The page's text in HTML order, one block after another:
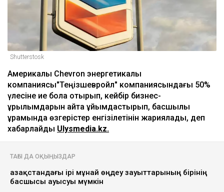
Shutterstosk
Америкалық Chevron энергетикалық
компаниясы"Теңізшевройл" компаниясындағы 50%
үлесіне ие бола отырып, кейбір бизнес-
құрылымдарын қайта ұйымдастырып, басшылық
құрамында өзгерістер енгізілетінін жариялады, деп
хабарлайды Ulysmedia.kz.
ТАҒЫ ДА ОҚЫҢЫЗДАР
Қазақстандағы ірі мұнай өңдеу зауыттарының бірінің
басшысы ауысуы мүмкін